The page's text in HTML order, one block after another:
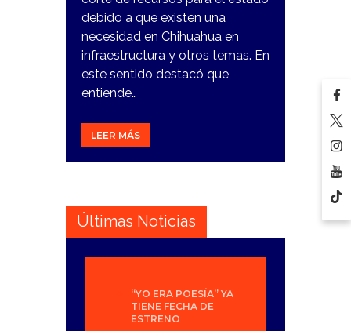
debido a que existen una
necesidad en Chihuahua en
infraestructura y otros temas. En
este sentido destacó que
entiende…
LEER MÁS
Últimas Noticias
“YO ERA POESÍA” YA
TIENE FECHA DE
ESTRENO